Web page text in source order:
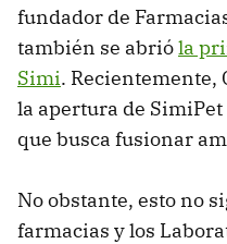
fundador de
también se abrióla
Simi. Recientemente,
la apertura de
que busca fusionar
No obstante, esto no
farmacias y los